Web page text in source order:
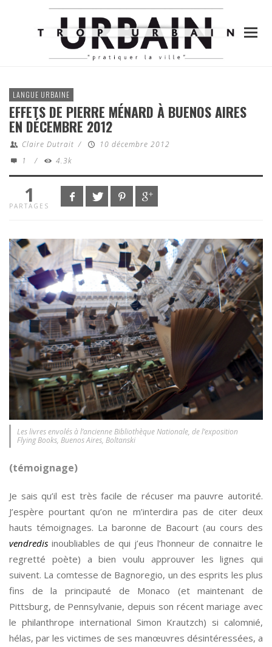
LANGUE URBAINE
EFFETS DE PIERRE MÉNARD À BUENOS AIRES
EN DÉCEMBRE 2012
Claire Dutrait /
10 décembre 2012
1
/ 4.3k
1
PARTAGES
Les livres envolés à l’ancienne Bibliothèque Nationale, de l’exposition
Flying Books, Buenos Aires, Boltanski
(témoignage)
Je sais qu’il est très facile de récuser ma pauvre autorité.
J’espère pourtant qu’on ne m’interdira pas de citer deux
hauts témoignages. La baronne de Bacourt (au cours des
vendredis inoubliables de qui j’eus l’honneur de connaitre le
regretté poète) a bien voulu approuver les lignes qui
suivent. La comtesse de Bagnoregio, un des esprits les plus
fins de la principauté de Monaco (et maintenant de
Pittsburg, de Pennsylvanie, depuis son récent mariage avec
le philanthrope international Simon Krautzch) si calomnié,
hélas, par les victimes de ses manœuvres désintéressées, a